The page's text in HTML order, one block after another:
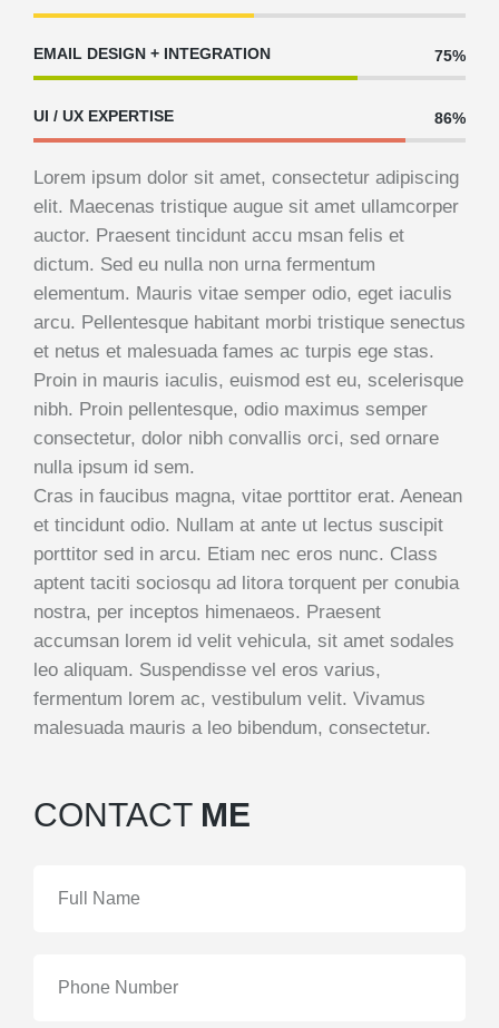
EMAIL DESIGN + INTEGRATION 75%
UI / UX EXPERTISE 86%
Lorem ipsum dolor sit amet, consectetur adipiscing
elit. Maecenas tristique augue sit amet ullamcorper
auctor. Praesent tincidunt accu msan felis et
dictum. Sed eu nulla non urna fermentum
elementum. Mauris vitae semper odio, eget iaculis
arcu. Pellentesque habitant morbi tristique senectus
et netus et malesuada fames ac turpis ege stas.
Proin in mauris iaculis, euismod est eu, scelerisque
nibh. Proin pellentesque, odio maximus semper
consectetur, dolor nibh convallis orci, sed ornare
nulla ipsum id sem.
Cras in faucibus magna, vitae porttitor erat. Aenean
et tincidunt odio. Nullam at ante ut lectus suscipit
porttitor sed in arcu. Etiam nec eros nunc. Class
aptent taciti sociosqu ad litora torquent per conubia
nostra, per inceptos himenaeos. Praesent
accumsan lorem id velit vehicula, sit amet sodales
leo aliquam. Suspendisse vel eros varius,
fermentum lorem ac, vestibulum velit. Vivamus
malesuada mauris a leo bibendum, consectetur.
CONTACT ME